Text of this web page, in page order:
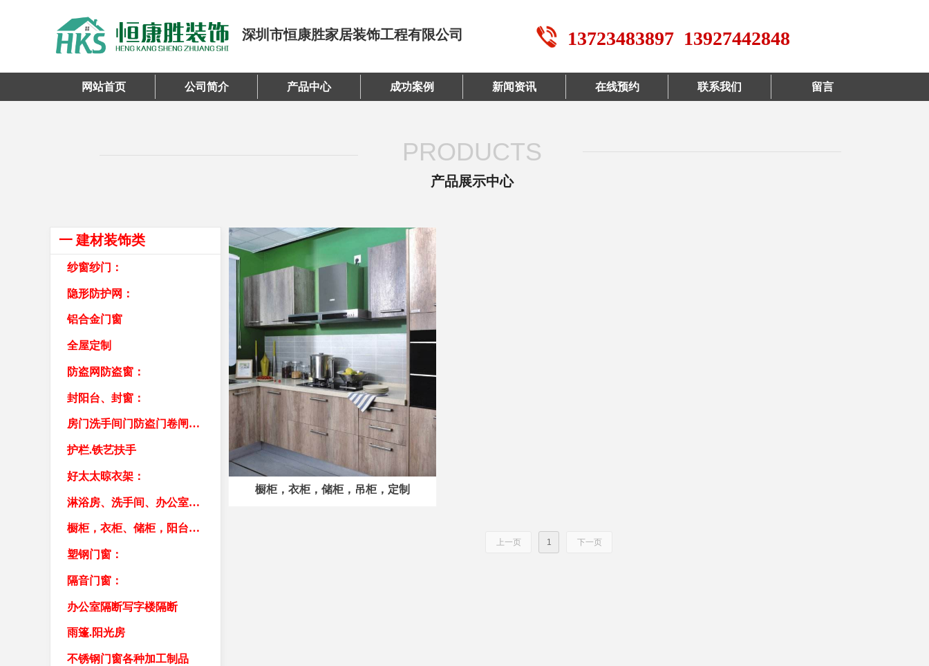
深圳市恒康胜家居装饰工程有限公司
网站首页 公司简介 产品中心 成功案例 新闻资讯 在线预约 联系我们 留言
13723483897 13927442848
橱柜，衣柜，储柜，吊柜，定制
上一页 1 下一页
一 建材装饰类
纱窗纱门：
隐形防护网：
铝合金门窗
全屋定制
防盗网防盗窗：
封阳台、封窗：
房门洗手间门防盗门卷闸门车库门
护栏.铁艺扶手
好太太晾衣架：
淋浴房、洗手间、办公室隔断：
橱柜，衣柜、储柜，阳台柜，书柜
塑钢门窗：
隔音门窗：
办公室隔断写字楼隔断
雨篷.阳光房
不锈钢门窗各种加工制品
PRODUCTS
产品展示中心